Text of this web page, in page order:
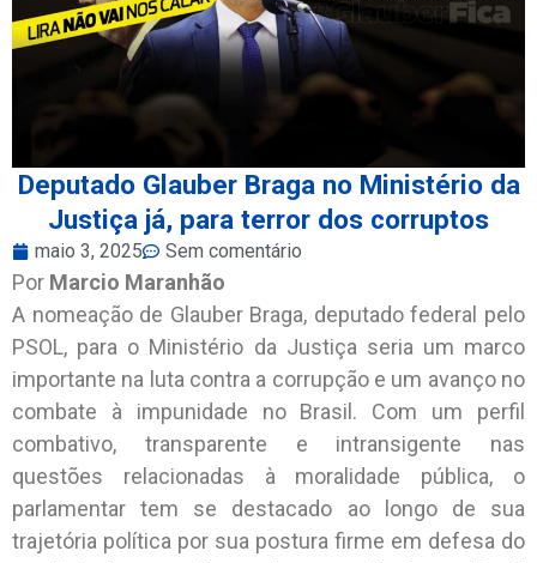
Deputado Glauber Braga no Ministério da
Justiça já, para terror dos corruptos
maio 3, 2025 Sem comentário
Por Marcio Maranhão
A nomeação de Glauber Braga, deputado federal pelo
PSOL, para o Ministério da Justiça seria um marco
importante na luta contra a corrupção e um avanço no
combate à impunidade no Brasil. Com um perfil
combativo, transparente e intransigente nas
questões relacionadas à moralidade pública, o
parlamentar tem se destacado ao longo de sua
trajetória política por sua postura firme em defesa do